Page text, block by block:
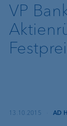
VP
13.10.2015 ·AD